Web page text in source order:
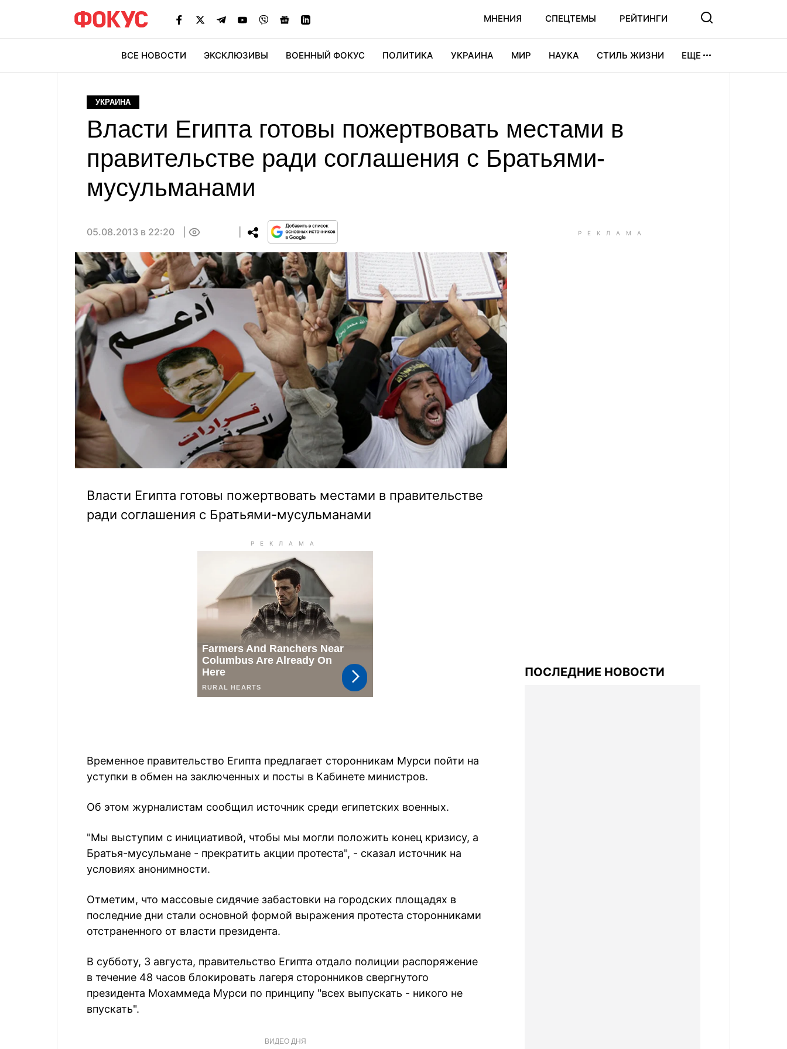
МНЕНИЯ СПЕЦТЕМЫ РЕЙТИНГИ
ВСЕ НОВОСТИ ЭКСКЛЮЗИВЫ ВОЕННЫЙ ФОКУС ПОЛИТИКА УКРАИНА МИР НАУКА СТИЛЬ ЖИЗНИ ЕЩЕ
УКРАИНА
Власти Египта готовы пожертвовать местами в
правительстве ради соглашения с Братьями-
мусульманами
05.08.2013 в 22:20
Власти Египта готовы пожертвовать местами в правительстве
ради соглашения с Братьями-мусульманами
Временное правительство Египта предлагает сторонникам Мурси пойти на
уступки в обмен на заключенных и посты в Кабинете министров.
Об этом журналистам сообщил источник среди египетских военных.
"Мы выступим с инициативой, чтобы мы могли положить конец кризису, а
Братья-мусульмане - прекратить акции протеста", - сказал источник на
условиях анонимности.
Отметим, что массовые сидячие забастовки на городских площадях в
последние дни стали основной формой выражения протеста сторонниками
отстраненного от власти президента.
В субботу, 3 августа, правительство Египта отдало полиции распоряжение
в течение 48 часов блокировать лагеря сторонников свергнутого
президента Мохаммеда Мурси по принципу "всех выпускать - никого не
впускать".
ВИДЕО ДНЯ
ПОСЛЕДНИЕ НОВОСТИ